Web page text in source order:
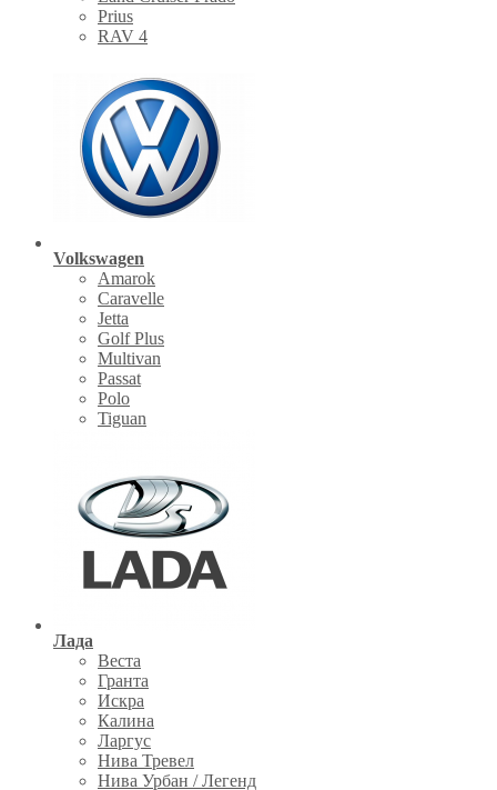
Prius
RAV 4
Volkswagen
Amarok
Caravelle
Jetta
Golf Plus
Multivan
Passat
Polo
Tiguan
Лада
Веста
Гранта
Искра
Калина
Ларгус
Нива Тревел
Нива Урбан / Легенд